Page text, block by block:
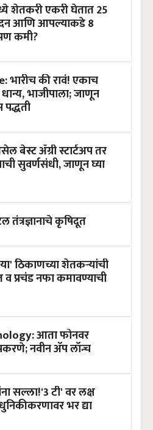
शेतकरी एकरी घेतात 25
आणि आपल्याकडे 8
कमी?
की रावं! एकाच
भाजीपाला; जाणून
पद्धती
बेस्ट ॲग्री स्टार्टअप तर
सुवर्णसंधी, जाणून घ्या
तंत्रज्ञानाचे कृषिदूत
ठिकाणच्या शेतकऱ्यांची
प्रचंड नफा कमावण्याची
आता फोनवर
नवीन अ‍ॅप लॉन्च
सल्ला!'3 टी' वर लक्ष
भर द्या